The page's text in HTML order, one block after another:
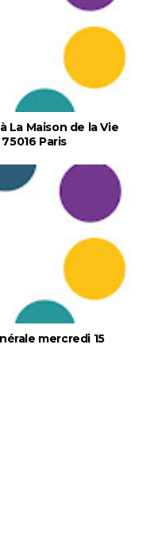
La Maison de la Vie
Paris
mercredi 15